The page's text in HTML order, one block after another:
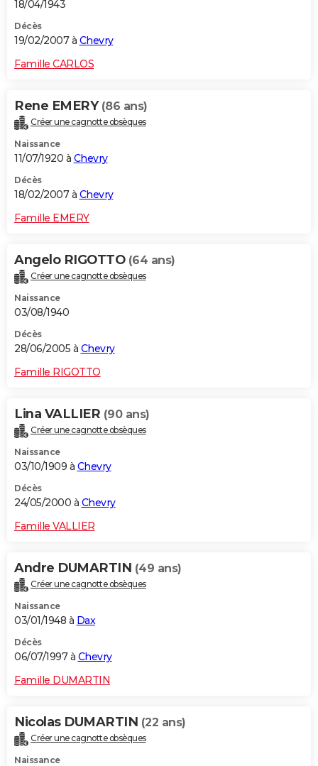
18/04/1943
Décès
19/02/2007 à Chevry
Famille CARLOS
Rene EMERY (86 ans)
Créer une cagnotte obsèques
Naissance
11/07/1920 à Chevry
Décès
18/02/2007 à Chevry
Famille EMERY
Angelo RIGOTTO (64 ans)
Créer une cagnotte obsèques
Naissance
03/08/1940
Décès
28/06/2005 à Chevry
Famille RIGOTTO
Lina VALLIER (90 ans)
Créer une cagnotte obsèques
Naissance
03/10/1909 à Chevry
Décès
24/05/2000 à Chevry
Famille VALLIER
Andre DUMARTIN (49 ans)
Créer une cagnotte obsèques
Naissance
03/01/1948 à Dax
Décès
06/07/1997 à Chevry
Famille DUMARTIN
Nicolas DUMARTIN (22 ans)
Créer une cagnotte obsèques
Naissance